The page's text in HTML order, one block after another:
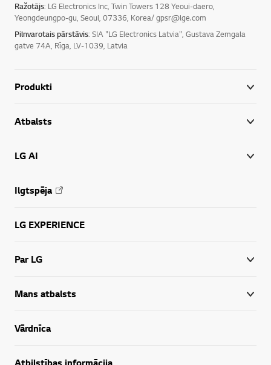
Ražotājs: LG Electronics Inc, Twin Towers 128 Yeoui-daero,
Yeongdeungpo-gu, Seoul, 07336, Korea/ gpsr@lge.com
Pilnvarotais pārstāvis: SIA "LG Electronics Latvia", Gustava Zemgala
gatve 74A, Rīga, LV-1039, Latvia
Produkti
Atbalsts
LG AI
Ilgtspēja
LG EXPERIENCE
Par LG
Mans atbalsts
Vārdnīca